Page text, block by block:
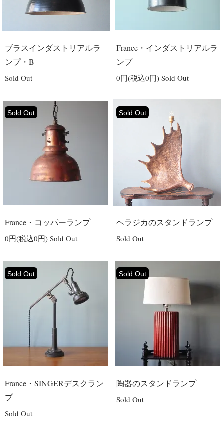
ブラスインダストリアルラ
ンプ・B
Sold Out
France・インダストリアルラ
ンプ
0円(税込0円) Sold Out
Sold Out
France・コッパーランプ
0円(税込0円) Sold Out
Sold Out
ヘラジカのスタンドランプ
Sold Out
Sold Out
France・SINGERデスクラン
プ
Sold Out
Sold Out
陶器のスタンドランプ
Sold Out